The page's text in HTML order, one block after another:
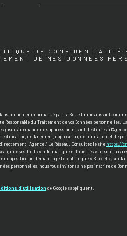
DE CONFIDENTIALITÉ
DE MES DONNÉES
un fichier informatisé par La Boite Immo agissant
Responsable du Traitement de vos Données personnelles.
demande de suppression et sont destinées à
d’effacement, d’opposition, de limitation et de
l’Agence / Le Réseau. Consultez le site https://
que vos droits « Informatique et Libertés » ne sont pas
d'opposition au démarchage téléphonique « Bloctel », sur
personnelles, nous vous invitons à ne pas inscrire de
d'utilisation de Google s'appliquent.